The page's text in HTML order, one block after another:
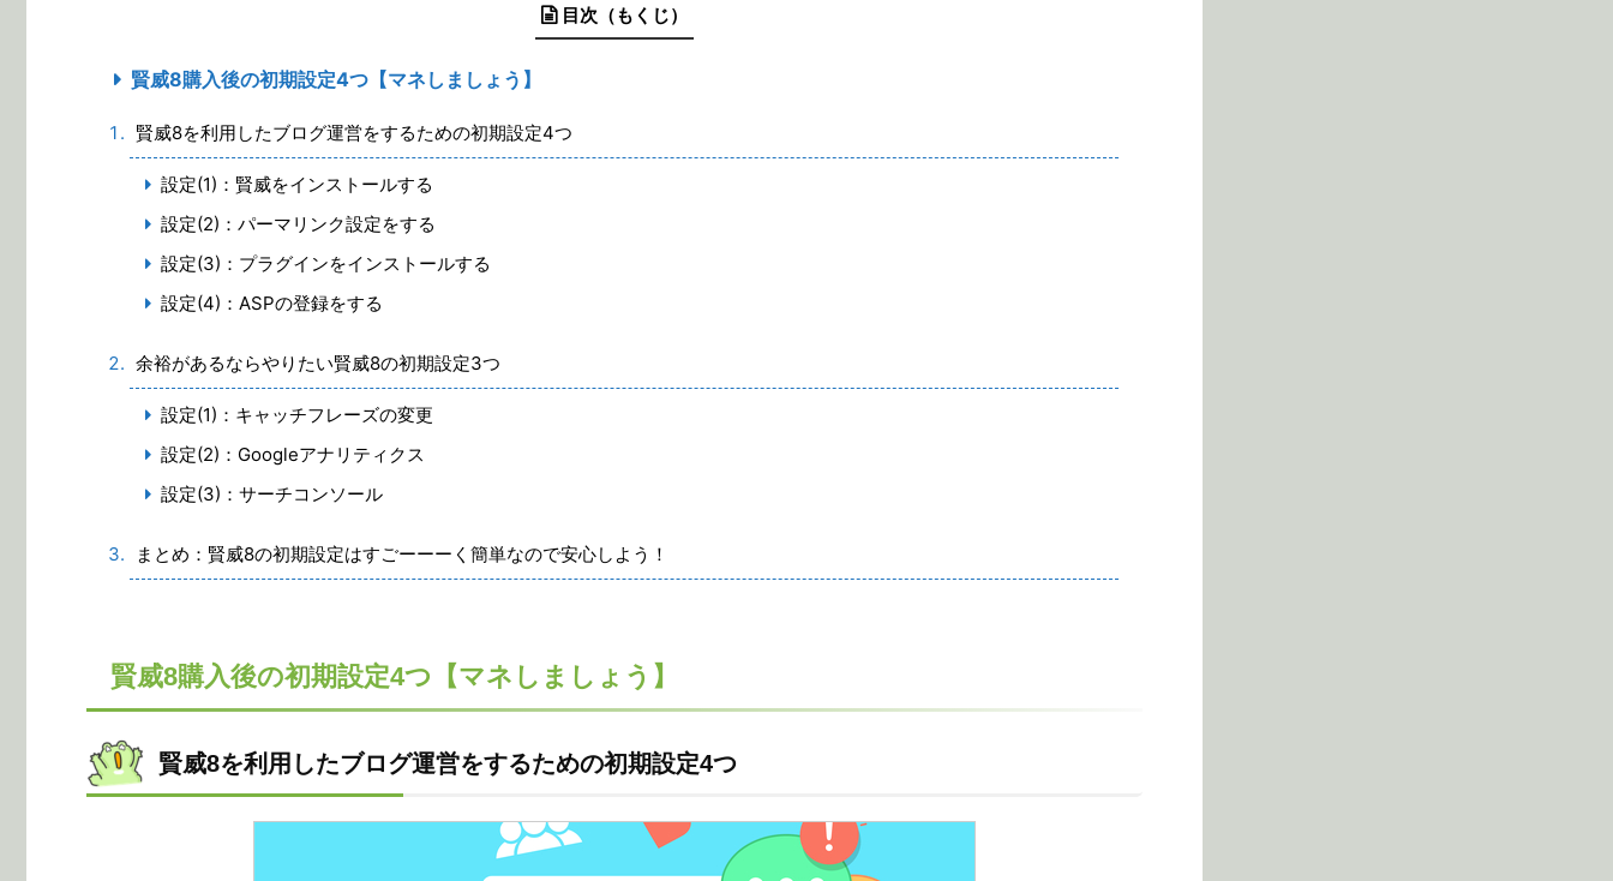
目次（もくじ）
賢威8購入後の初期設定4つ【マネしましょう】
賢威8を利用したブログ運営をするための初期設定4つ
設定(1)：賢威をインストールする
設定(2)：パーマリンク設定をする
設定(3)：プラグインをインストールする
設定(4)：ASPの登録をする
余裕があるならやりたい賢威8の初期設定3つ
設定(1)：キャッチフレーズの変更
設定(2)：Googleアナリティクス
設定(3)：サーチコンソール
まとめ：賢威8の初期設定はすごーーーく簡単なので安心しよう！
賢威8購入後の初期設定4つ【マネしましょう】
賢威8を利用したブログ運営をするための初期設定4つ